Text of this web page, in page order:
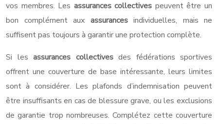
vos membres. Les assurances collectives peuvent être un
bon complément aux assurances individuelles, mais ne
suffisent pas toujours à garantir une protection complète.
Si les assurances collectives des fédérations sportives
offrent une couverture de base intéressante, leurs limites
sont à considérer. Les plafonds d’indemnisation peuvent
être insuffisants en cas de blessure grave, ou les exclusions
de garantie trop nombreuses. Complétez cette couverture